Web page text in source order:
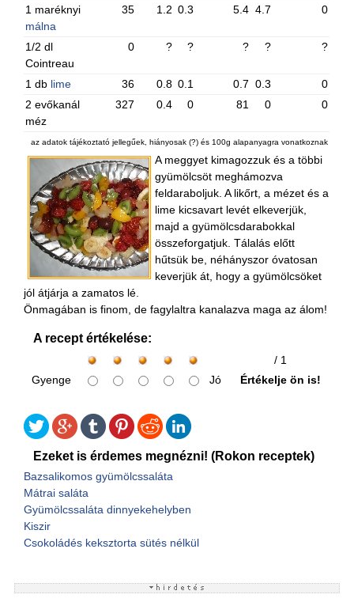
1 maréknyi
málna
35 1.2 0.3 5.4 4.7 0
1/2 dl
Cointreau
0 ? ? ? ? ?
1 db lime 36 0.8 0.1 0.7 0.3
0
2 evőkanál
méz
327 0.4 0 81 0 0
az adatok tájékoztató jellegűek, hiányosak (?) és 100g alapanyagra vonatkoznak
A meggyet kimagozzuk és a többi
gyümölcsöt meghámozva
feldaraboljuk. A likőrt, a mézet és a
lime kicsavart levét elkeverjük,
majd a gyümölcsdarabokkal
összeforgatjuk. Tálalás előtt
hűtsük be, néhányszor óvatosan
keverjük át, hogy a gyümölcsöket
jól átjárja a zamatos lé.
Önmagában is finom, de fagylaltra kanalazva maga az álom!
A recept értékelése:
/ 1
Gyenge
Jó Értékelje ön is!
Ezeket is érdemes megnézni! (Rokon receptek)
Bazsalikomos gyümölcssaláta
Mátrai saláta
Gyümölcssaláta dinnyekehelyben
Kiszir
Csokoládés keksztorta sütés nélkül